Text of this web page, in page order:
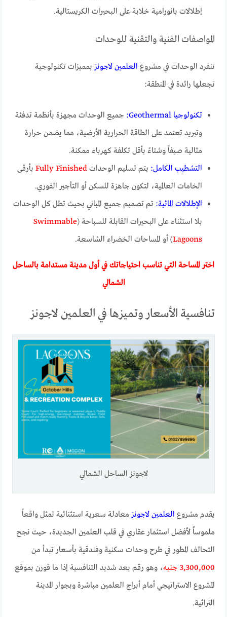
إطلالات بانورامية خلابة على البحيرات الكريستالية.
المواصفات الفنية والتقنية للوحدات
تنفرد الوحدات في مشروع العلمين لاجونزبمميزات تكنولوجية
تجعلها رائدة في المنطقة:
تكنولوجيا Geothermal:
جميع الوحدات مجهزة بأنظمة تدفئة
وتبريد تعتمد على الطاقة الحرارية الأرضية، مما يضمن حرارة
مثالية صيفاً وشتاءً بأقل تكلفة كهرباء ممكنة.
التشطيب الكامل: يتم تسليم الوحداتFully Finished بأرقى
الخامات العالمية، لتكون جاهزة للسكن أو التأجير الفوري.
الإطلالات المائية: تم تصميم جميع المباني بحيث تطل كل الوحدات
بلا استثناء على البحيرات القابلة للسباحة (Swimmable
Lagoons) أو المساحات الخضراء الشاسعة.
اختر المساحة التي تناسب احتياجاتك في أول مدينة مستدامة بالساحل
الشمالي
تنافسية الأسعار وتميزها في العلمين لاجونز
لاجونز الساحل الشمالي
يقدم مشروع العلمين لاجونزمعادلة سعرية استثنائية تمثل واقعاً
ملموساً لأفضل استثمار عقاري في قلب العلمين الجديدة، حيث نجح
التحالف المطور في طرح وحدات سكنية وفندقية بأسعار تبدأ من
3,300,000 جنيه
، وهو رقم يعد شديد التنافسية إذا ما قورن بموقع
المشروع الاستراتيجي أمام أبراج العلمين مباشرة وبجوار المدينة
التراثية.